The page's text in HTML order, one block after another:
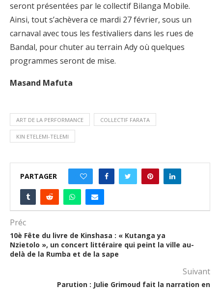
seront présentées par le collectif Bilanga Mobile.
Ainsi, tout s’achèvera ce mardi 27 février, sous un
carnaval avec tous les festivaliers dans les rues de
Bandal, pour chuter au terrain Ady où quelques
programmes seront de mise.
Masand Mafuta
ART DE LA PERFORMANCE COLLECTIF FARATA
KIN ETELEMI-TELEMI
PARTAGER
Préc
10è Fête du livre de Kinshasa : « Kutanga ya
Nzietolo », un concert littéraire qui peint la ville au-
delà de la Rumba et de la sape
Suivant
Parution : Julie Grimoud fait la narration en